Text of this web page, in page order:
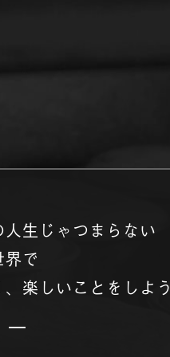
生じゃつまらない
で
楽しいことをしよう